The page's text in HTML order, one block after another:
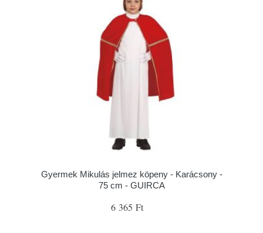
Gyermek Mikulás jelmez köpeny - Karácsony -
75 cm - GUIRCA
6 365 Ft